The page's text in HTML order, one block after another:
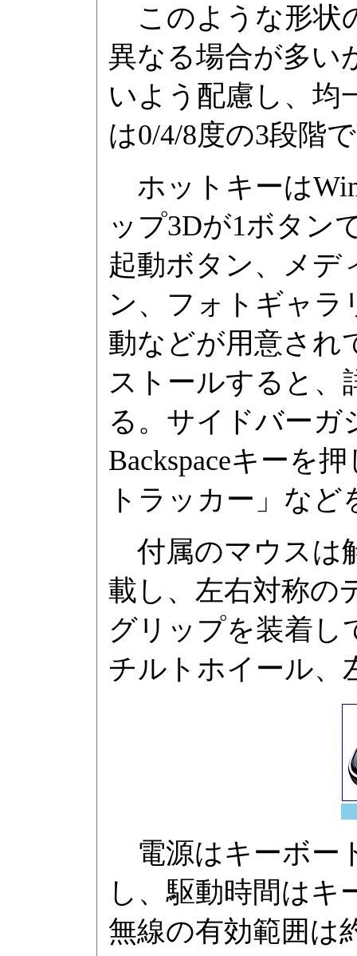
このような形状
異なる場合が多い
いよう配慮し、均
は0/4/8度の3段階
ホットキーは
ップ3Dが1ボタン
起動ボタン、メデ
ン、フォトギャラ
動などが用意され
ストールすると、
る。サイドバーガ
Backspaceキーを
トラッカー」など
付属のマウスは
載し、左右対称の
グリップを装着し
チルトホイール、
電源はキーボー
し、駆動時間はキ
無線の有効範囲は